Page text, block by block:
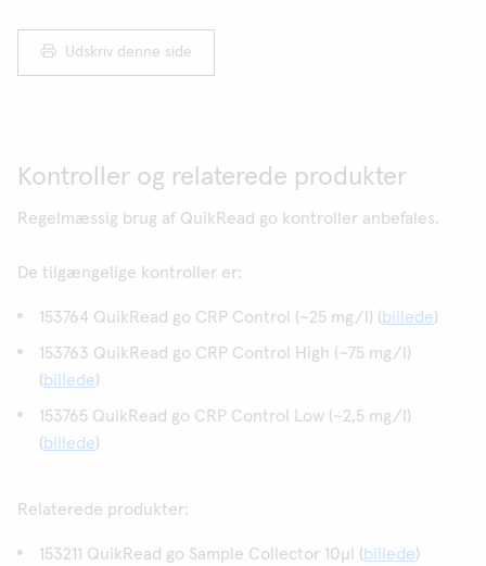
Udskriv denne side
Kontroller og relaterede produkter
Regelmæssig brug af QuikRead go kontroller anbefales.
De tilgængelige kontroller er:
153764 QuikRead go CRP Control (~25 mg/l) (billede)
153763 QuikRead go CRP Control High (~75 mg/l)
(billede)
153765 QuikRead go CRP Control Low (~2,5 mg/l)
(billede)
Relaterede produkter:
153211 QuikRead go Sample Collector 10µl (billede)